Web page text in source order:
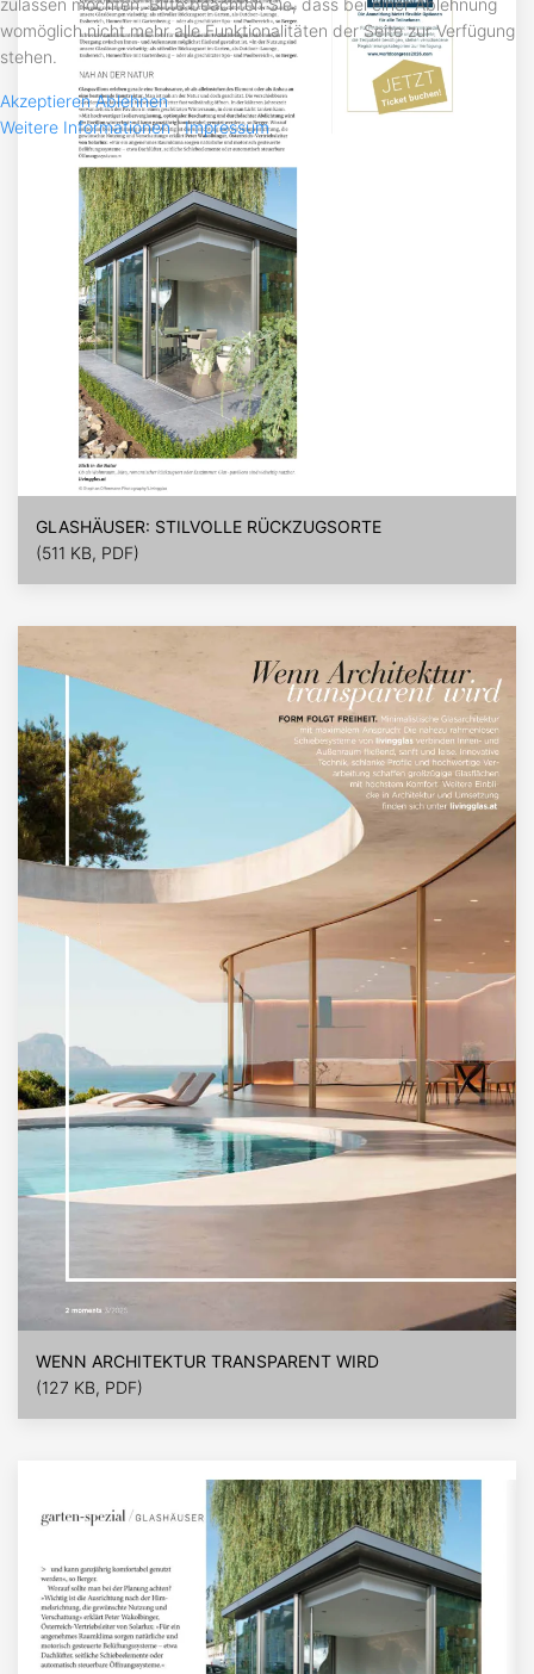
GLASHÄUSER: STILVOLLE RÜCKZUGSORTE
(511 KB, PDF)
WENN ARCHITEKTUR TRANSPARENT WIRD
(127 KB, PDF)
womöglich nicht mehr alle Funktionalitäten der Seite zur Verfügung
stehen.
Akzeptieren Ablehnen
Weitere Informationen|Impressum